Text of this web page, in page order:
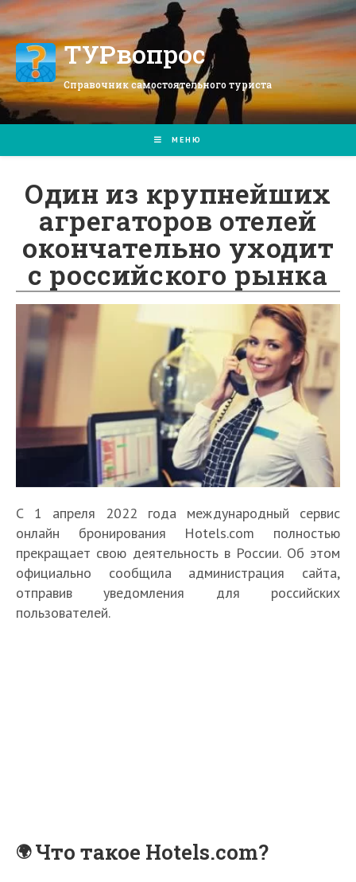
Перейти
к
содержимомуТУРвопрос
Справочник самостоятельного туриста
МЕНЮ
Один из крупнейших
агрегаторов отелей
окончательно уходит
с российского рынка
С 1 апреля 2022 года международный сервис
онлайн бронирования Hotels.com полностью
прекращает свою деятельность в России. Об этом
официально сообщила администрация сайта,
отправив уведомления для российских
пользователей.
Что такое Hotels.com?